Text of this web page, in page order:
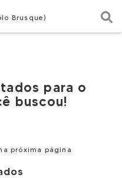
Brusque)
para o
buscou!
próxima página